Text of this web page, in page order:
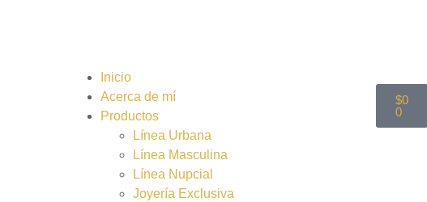
Inicio
Acerca de mí
Productos
Línea Urbana
Línea Masculina
Línea Nupcial
Joyería Exclusiva
$0
0